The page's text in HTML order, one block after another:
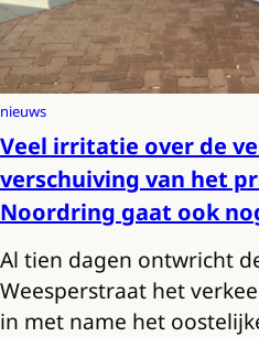
nieuws
Veel irritatie over de
verschuiving van het
Noordring gaat ook
Al tien dagen ontwricht
Weesperstraat het
in met name het